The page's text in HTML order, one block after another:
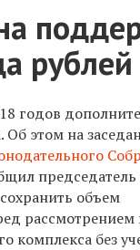
рублей
годов
Об этом на
председатель
объем
рассмотрением
комплекса без